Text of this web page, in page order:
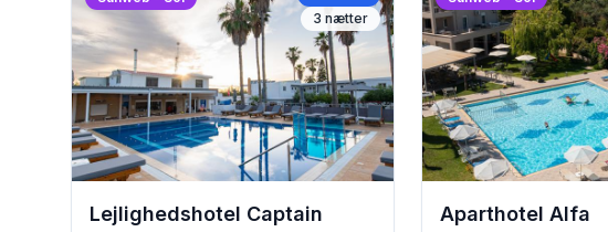
3 nætter
Lejlighedshotel Captain
Aparthotel Alfa